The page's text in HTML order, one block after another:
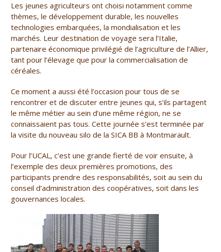
Les jeunes agriculteurs ont choisi notamment comme
thèmes, le développement durable, les nouvelles
technologies embarquées, la mondialisation et les
marchés. Leur destination de voyage sera l’Italie,
partenaire économique privilégié de l’agriculture de l’Allier,
tant pour l’élevage que pour la commercialisation de
céréales.
Ce moment a aussi été l’occasion pour tous de se
rencontrer et de discuter entre jeunes qui, s’ils partagent
le même métier au sein d’une même région, ne se
connaissaient pas tous. Cette journée s’est terminée par
la visite du nouveau silo de la SICA BB à Montmarault.
Pour l’UCAL, c’est une grande fierté de voir ensuite, à
l’exemple des deux premières promotions, des
participants prendre des responsabilités, soit au sein du
conseil d’administration des coopératives, soit dans les
gouvernances locales.